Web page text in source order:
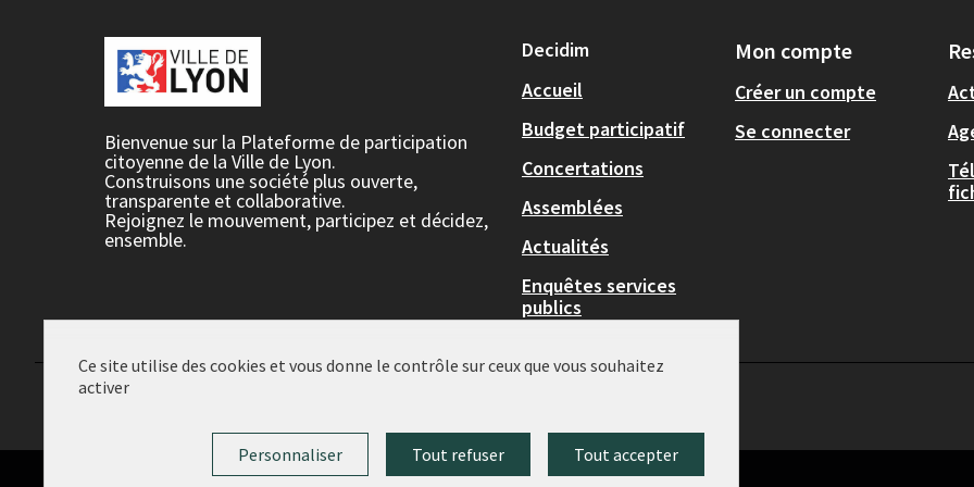
Bienvenue sur la Plateforme de participation
citoyenne de la Ville de Lyon.
Construisons une société plus ouverte,
transparente et collaborative.
Rejoignez le mouvement, participez et décidez,
ensemble.
Decidim
Accueil
Budget participatif
Concertations
Assemblées
Actualités
Enquêtes services
publics
Mon compte
Créer un compte
Se connecter
Ce site utilise des cookies et vous donne le contrôle sur ceux que vous souhaitez
activer
Tout accepter
Tout refuser
Personnaliser